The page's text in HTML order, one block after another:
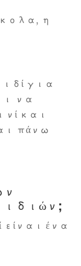
η
για
να
και
πάνω
ένα